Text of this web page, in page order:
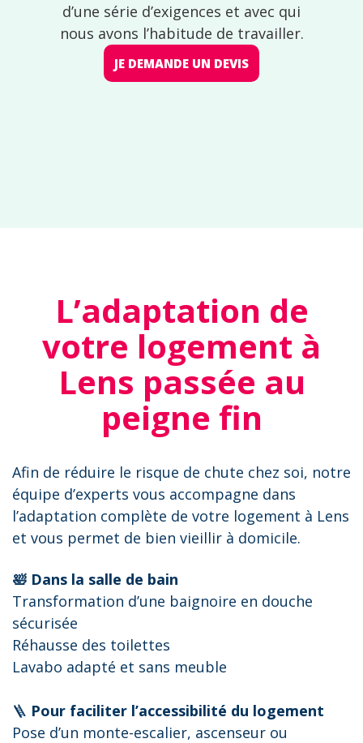
d’une série d’exigences et avec qui
nous avons l’habitude de travailler.
JE DEMANDE UN DEVIS
L’adaptation de
votre logement à
Lens passée au
peigne fin
Afin de réduire le risque de chute chez soi, notre
équipe d’experts vous accompagne dans
l’adaptation complète de votre logement à Lens
et vous permet de bien vieillir à domicile.
🛀 Dans la salle de bain
Transformation d’une baignoire en douche
sécurisée
Réhausse des toilettes
Lavabo adapté et sans meuble
🪜 Pour faciliter l’accessibilité du logement
Pose d’un monte-escalier, ascenseur ou